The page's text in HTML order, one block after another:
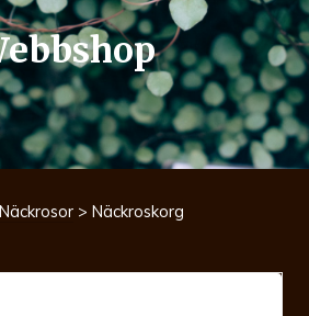
Näckrosor > Näckroskorg